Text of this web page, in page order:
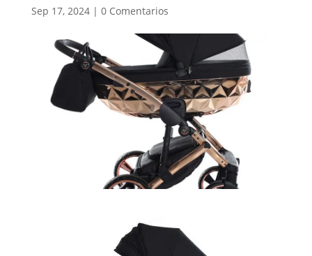
Sep 17, 2024| 0 Comentarios